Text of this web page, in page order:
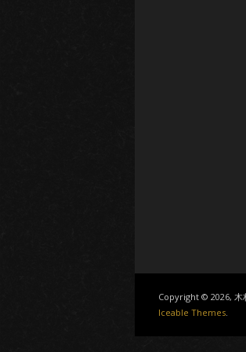
Copyright © 2026,
Iceable Themes.